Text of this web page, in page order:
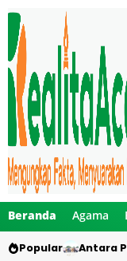
Beranda Agama
Popular Antara